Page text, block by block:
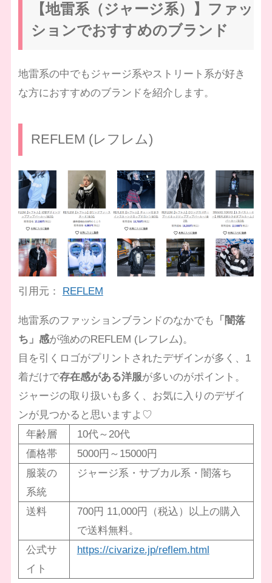
【地雷系（ジャージ系）】ファッ
ションでおすすめのブランド
地雷系の中でもジャージ系やストリート系が好き
な方におすすめのブランドを紹介します。
REFLEM (レフレム)
引用元： REFLEM
地雷系のファッションブランドのなかでも 「闇落
ち」感が強めのREFLEM (レフレム)。
目を引くロゴがプリントされたデザインが多く、1
着だけで存在感がある洋服が多いのがポイント。
ジャージの取り扱いも多く、お気に入りのデザイ
ンが見つかると思いますよ♡
年齢層
10代～20代
価格帯
5000円～15000円
服装の
系統
ジャージ系・サブカル系・闇落ち
送料
700円 11,000円（税込）以上の購入
で送料無料。
公式サ
イト
https://civarize.jp/reflem.html